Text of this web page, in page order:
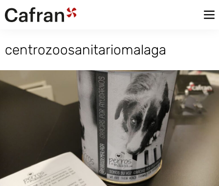
centrozoosanitariomalaga